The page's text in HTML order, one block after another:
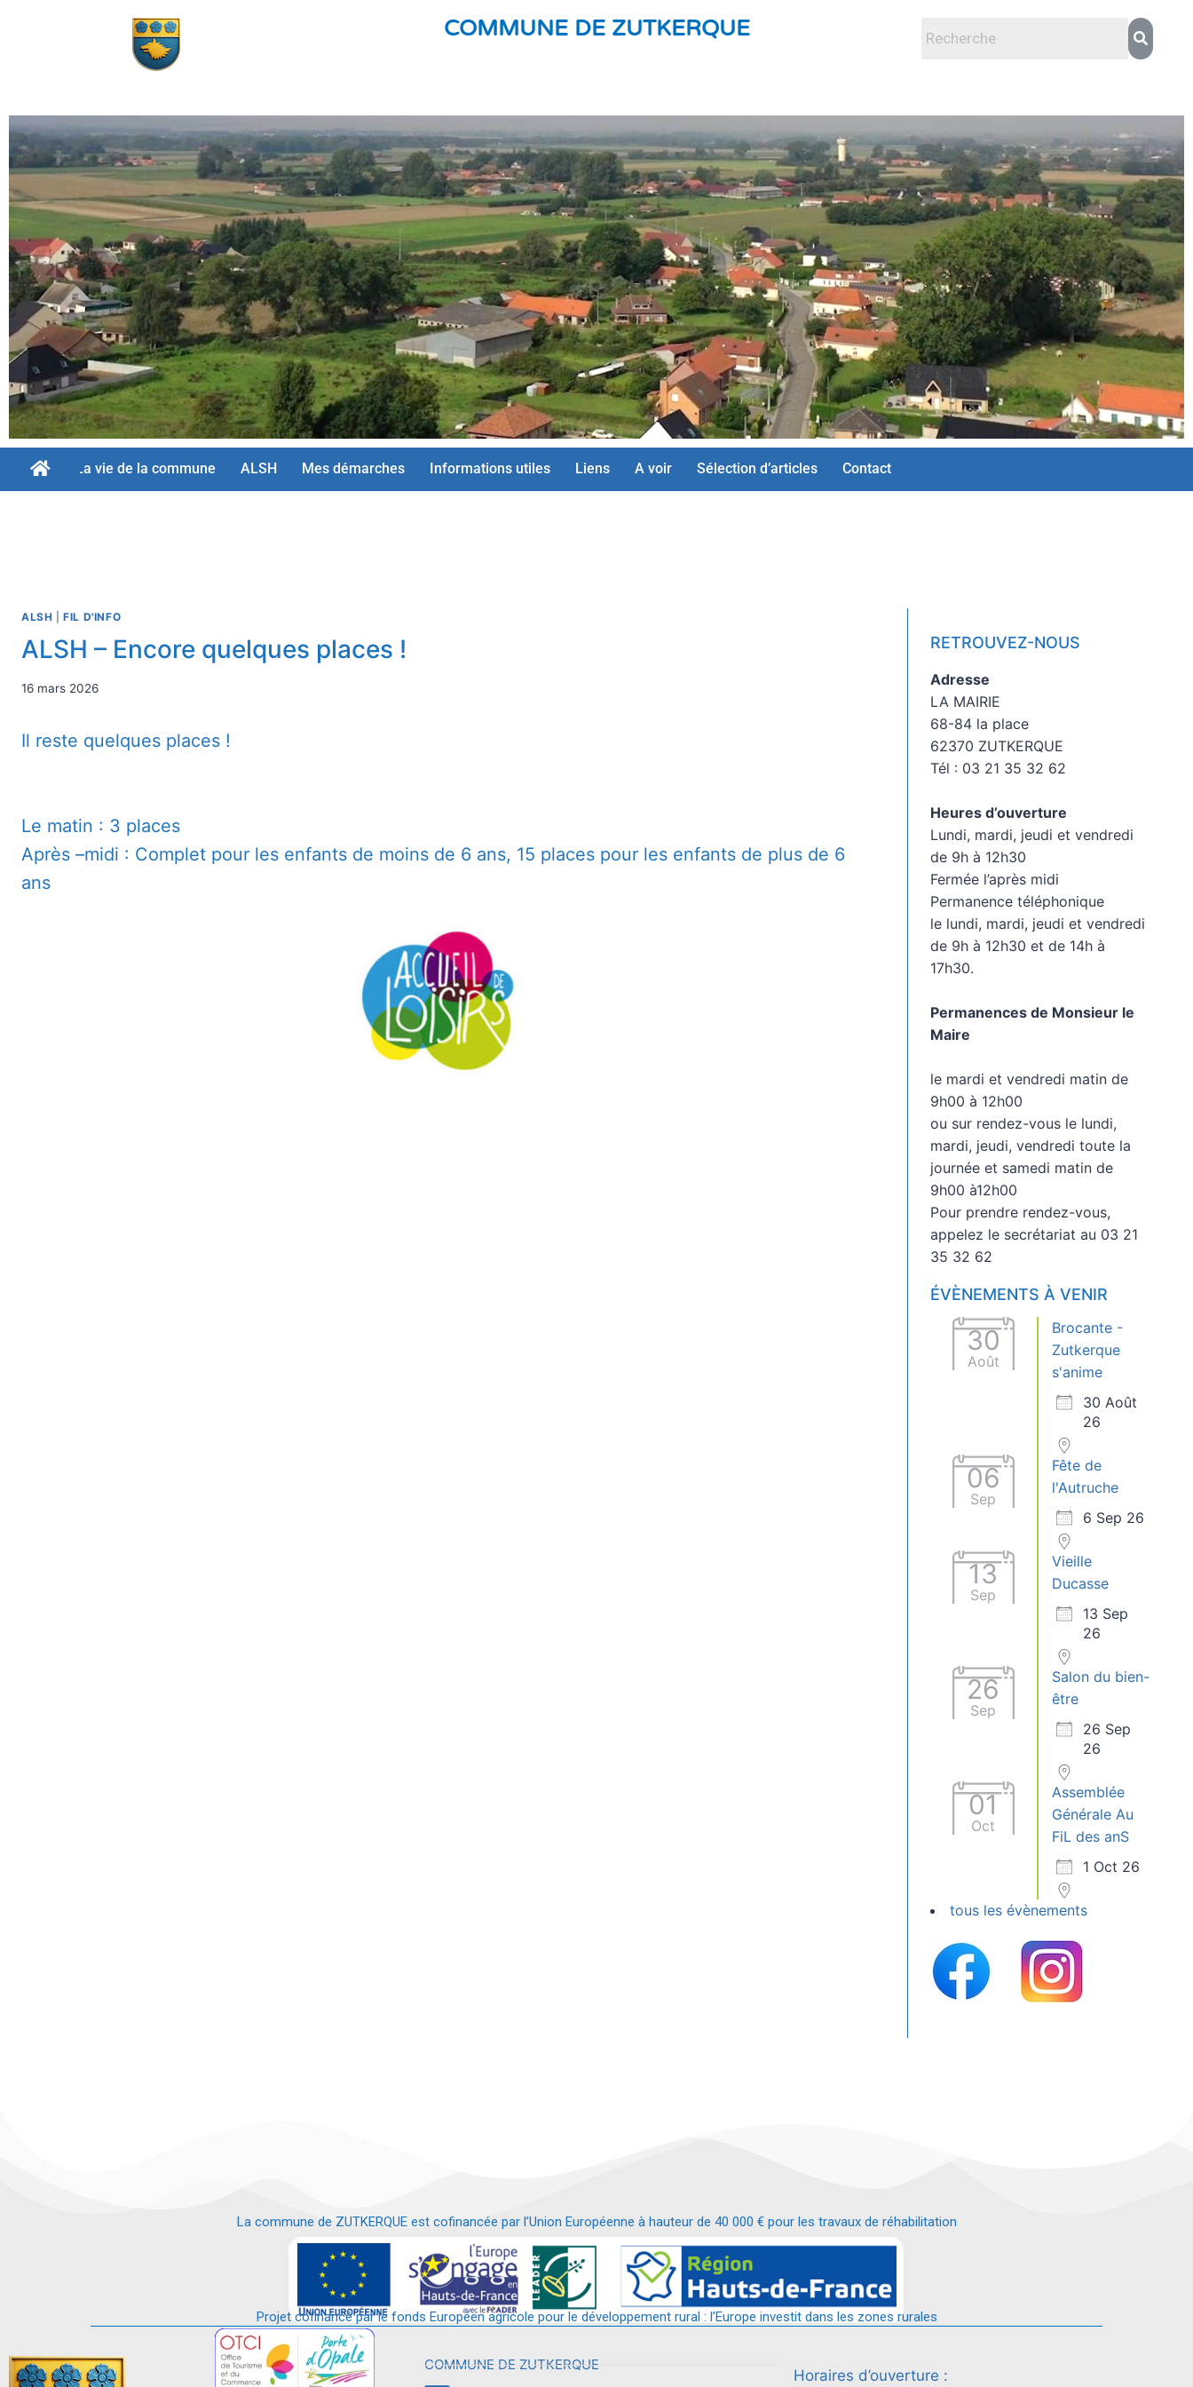
COMMUNE DE ZUTKERQUE
La vie de la commune ALSH Mes démarches Informations utiles Liens A voir Sélection d’articles Contact
ALSH |FIL D'INFO
ALSH – Encore quelques places !
16 mars 2026
Il reste quelques places !
Le matin : 3 places
Après –midi : Complet pour les enfants de moins de 6 ans, 15 places pour les enfants de plus de 6
ans
RETROUVEZ-NOUS
Adresse
LA MAIRIE
68-84 la place
62370 ZUTKERQUE
Tél : 03 21 35 32 62
Heures d’ouverture
Lundi, mardi, jeudi et vendredi
de 9h à 12h30
Fermée l’après midi
Permanence téléphonique
le lundi, mardi, jeudi et vendredi
de 9h à 12h30 et de 14h à
17h30.
Permanences de Monsieur le
Maire
le mardi et vendredi matin de
9h00 à 12h00
ou sur rendez-vous le lundi,
mardi, jeudi, vendredi toute la
journée et samedi matin de
9h00 à12h00
Pour prendre rendez-vous,
appelez le secrétariat au 03 21
35 32 62
ÉVÈNEMENTS À VENIR
30
Août
Brocante -
Zutkerque
s'anime
30 Août
26
06
Sep
Fête de
l'Autruche
6 Sep 26
13
Sep
Vieille
Ducasse
13 Sep
26
26
Sep
Salon du bien-
être
26 Sep
26
01
Oct
Assemblée
Générale Au
FiL des anS
1 Oct 26
tous les évènements
La commune de ZUTKERQUE est cofinancée par l’Union Européenne à hauteur de 40 000 € pour les travaux de réhabilitation
et requalification d’un bâtiment en services et commerces de proximité.
Projet cofinancé par le fonds Européen agricole pour le développement rural : l’Europe investit dans les zones rurales
COMMUNE DE ZUTKERQUE
Horaires d’ouverture :